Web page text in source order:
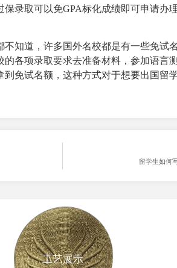
录取可以免GPA标化成绩即可申请办
知道，许多国外名校都是有一些免试
各项录取要求去准备材料，参加语言
免试名额，这种方式对于想要出国留
留学生如何
工艺展示